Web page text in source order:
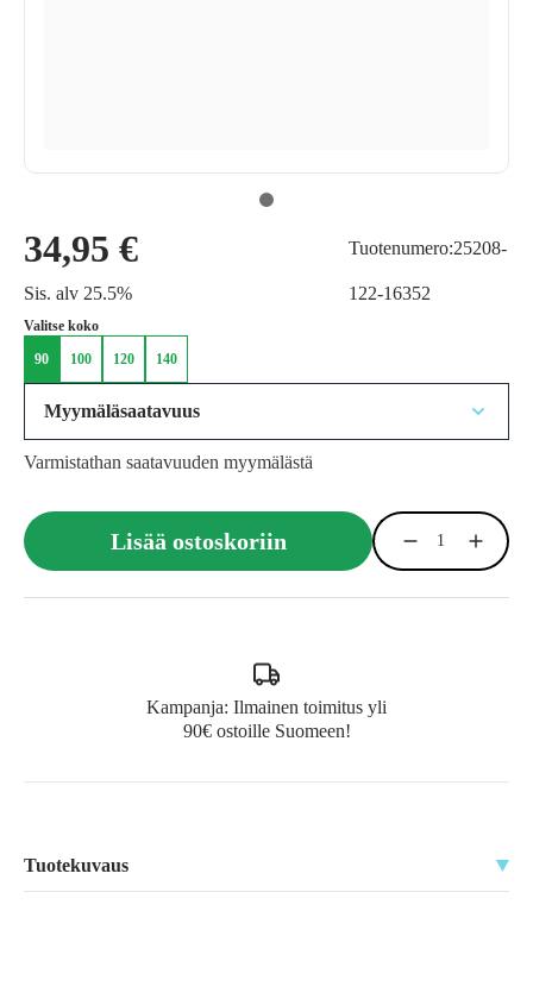
34,95 €
Sis. alv 25.5%
Tuotenumero:25208-
122-16352
Valitse koko
90
100 120 140
Myymäläsaatavuus
Varmistathan saatavuuden myymälästä
Lisää ostoskoriin
Kampanja: Ilmainen toimitus yli
90€ ostoille Suomeen!
Tuotekuvaus